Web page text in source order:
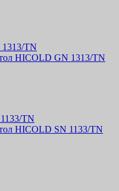
HICOLD GN 1313/TN
HICOLD SN 1133/TN